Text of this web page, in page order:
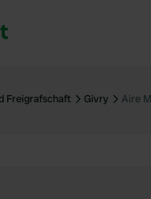
Freigrafschaft Givry Aire